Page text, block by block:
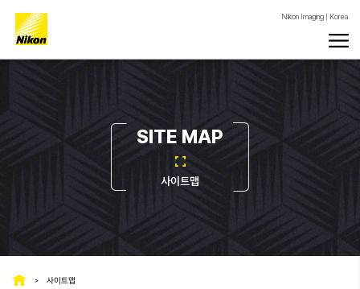
Nikon Imaging | Korea
SITE MAP
사이트맵
사이트맵